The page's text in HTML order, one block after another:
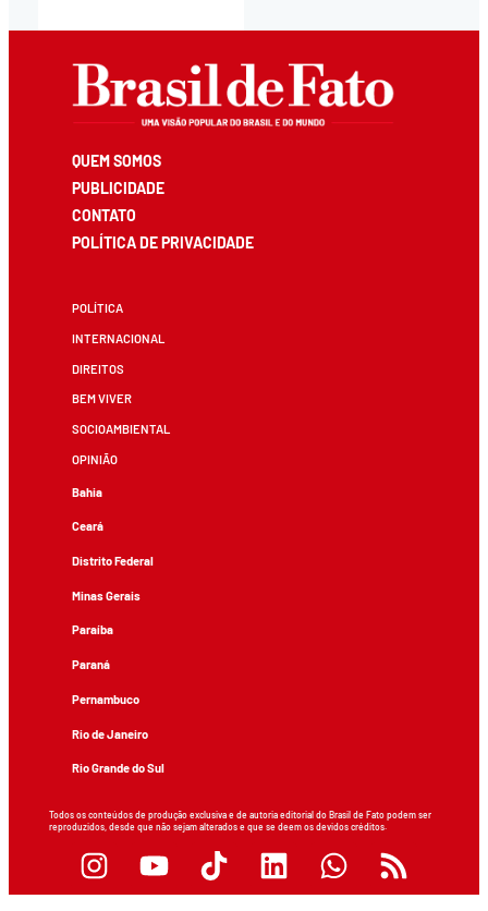
QUEM SOMOS
PUBLICIDADE
CONTATO
POLÍTICA DE PRIVACIDADE
POLÍTICA
INTERNACIONAL
DIREITOS
BEM VIVER
SOCIOAMBIENTAL
OPINIÃO
Bahia
Ceará
Distrito Federal
Minas Gerais
Paraíba
Paraná
Pernambuco
Rio de Janeiro
Rio Grande do Sul
Todos os conteúdos de produção exclusiva e de autoria editorial do Brasil de Fato podem ser
reproduzidos, desde que não sejam alterados e que se deem os devidos créditos.